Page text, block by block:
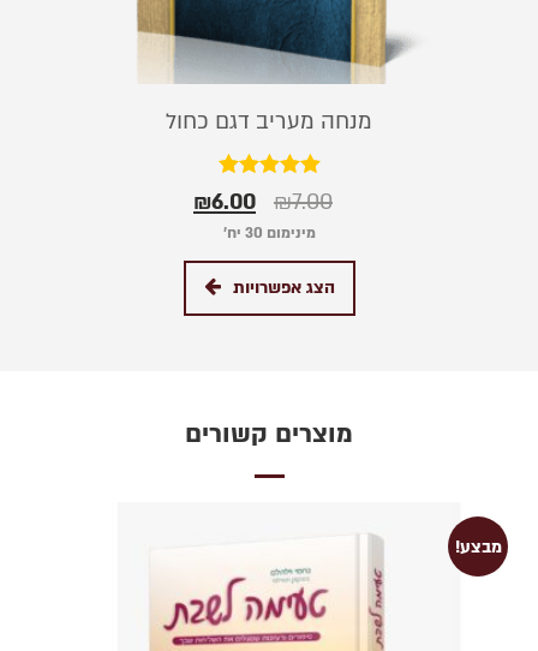
מנחה מעריב דגם כחול
דורג
5.00
מתוך 5
₪7.00
₪6.00
מינימום 30 יח׳
הצג אפשרויות
מוצרים קשורים
מבצע!